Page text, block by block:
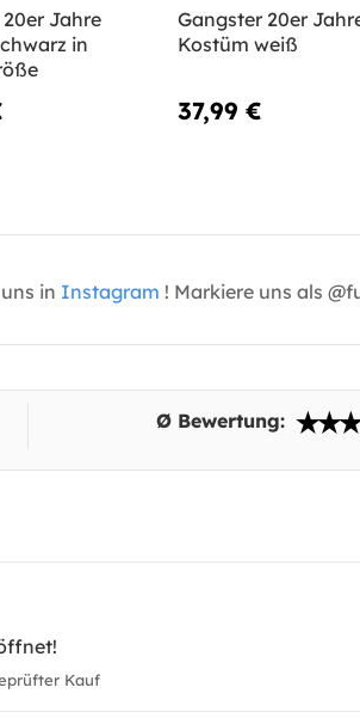
Jahre
in
Gangster 20er
Kostüm weiß
37,99 €
in Instagram ! Markiere uns als
Ø Bewertung:
Kauf